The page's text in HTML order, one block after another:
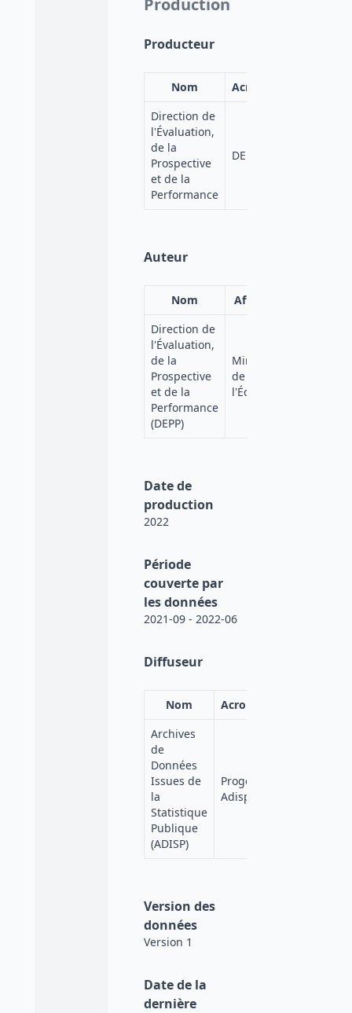
Production
Producteur
Nom Acronyme
Direction de
l'Évaluation,
de la
Prospective
et de la
Performance
DEPP
Auteur
Nom
Affiliation
Direction de
l'Évaluation,
de la
Prospective
et de la
Performance
(DEPP)
Ministère
de
l'Éducation
Date de
production
2022
Période
couverte par
les données
2021-09 - 2022-06
Diffuseur
Nom Acronyme
Archives
de
Données
Issues de
la
Statistique
Publique
(ADISP)
Progedo-
Adisp
Version des
données
Version 1
Date de la
dernière